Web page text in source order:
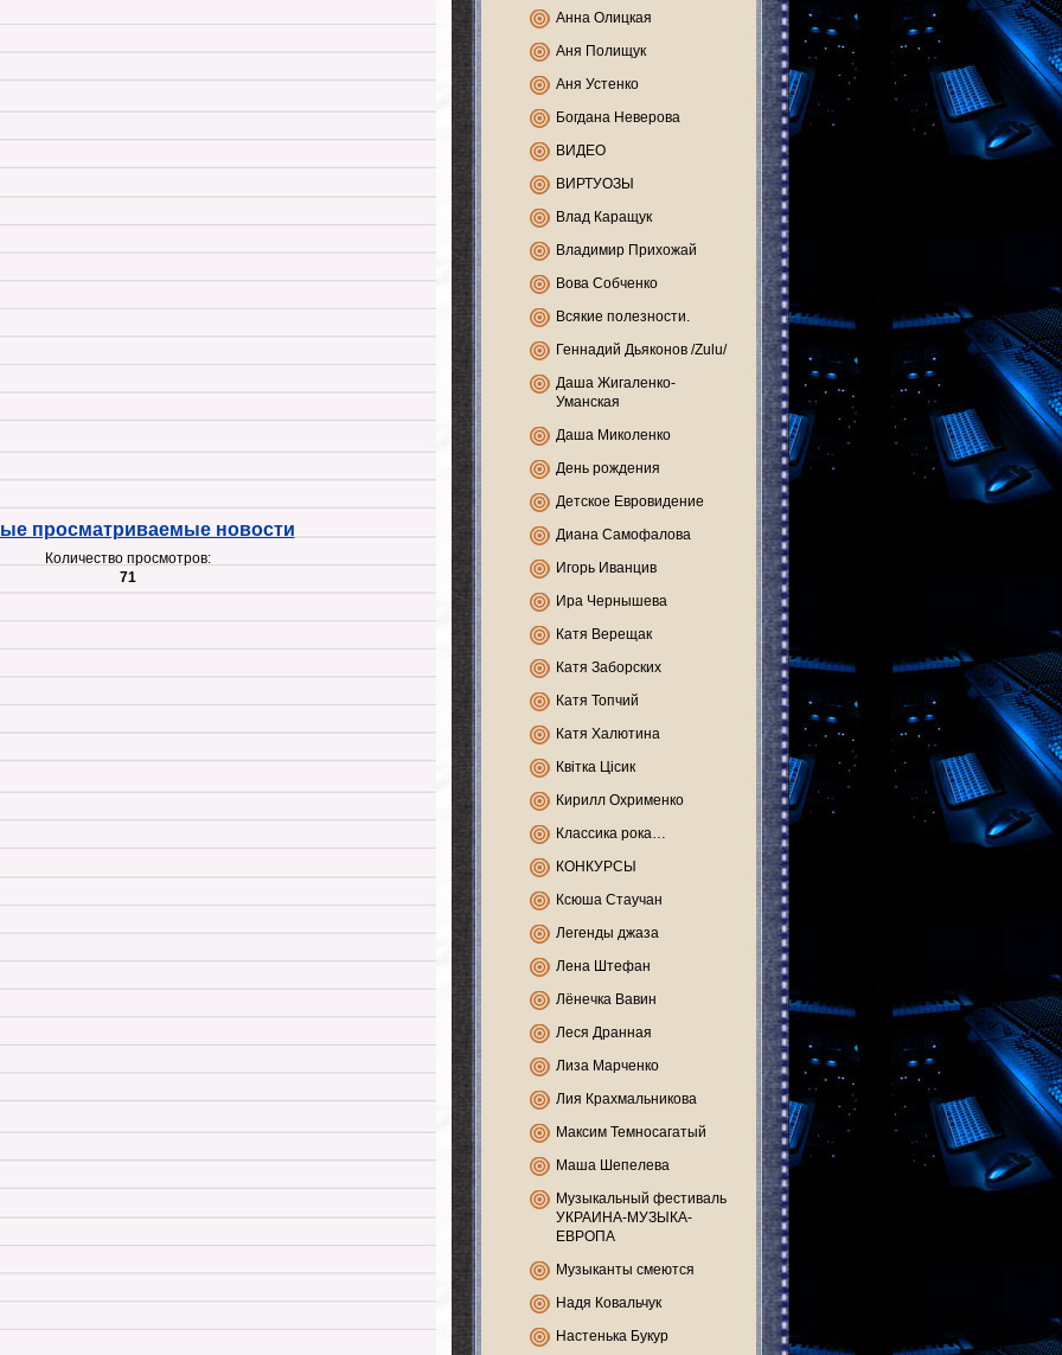
просматриваемые новости
Количество просмотров:
71
Анна Олицкая
Аня Полищук
Аня Устенко
Богдана Неверова
ВИДЕО
ВИРТУОЗЫ
Влад Каращук
Владимир Прихожай
Вова Собченко
Всякие полезности.
Геннадий Дьяконов /Zulu/
Даша Жигаленко-
Уманская
Даша Миколенко
День рождения
Детское Евровидение
Диана Самофалова
Игорь Иванцив
Ира Чернышева
Катя Верещак
Катя Заборских
Катя Топчий
Катя Халютина
Квітка Цісик
Кирилл Охрименко
Классика рока…
КОНКУРСЫ
Ксюша Стаучан
Легенды джаза
Лена Штефан
Лёнечка Вавин
Леся Дранная
Лиза Марченко
Лия Крахмальникова
Максим Темносагатый
Маша Шепелева
Музыкальный фестиваль
УКРАИНА-МУЗЫКА-
ЕВРОПА
Музыканты смеются
Надя Ковальчук
Настенька Букур